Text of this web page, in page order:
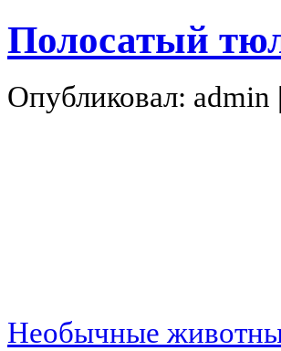
Полосатый
Опубликовал: admin
Необычные